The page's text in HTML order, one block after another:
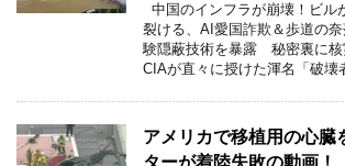
中国のインフラが崩壊！ビル
裂ける、AI愛国詐欺＆歩道の
験隠蔽技術を暴露 秘密裏に核
CIAが直々に授けた渾名「破
アメリカで移植用の心臓